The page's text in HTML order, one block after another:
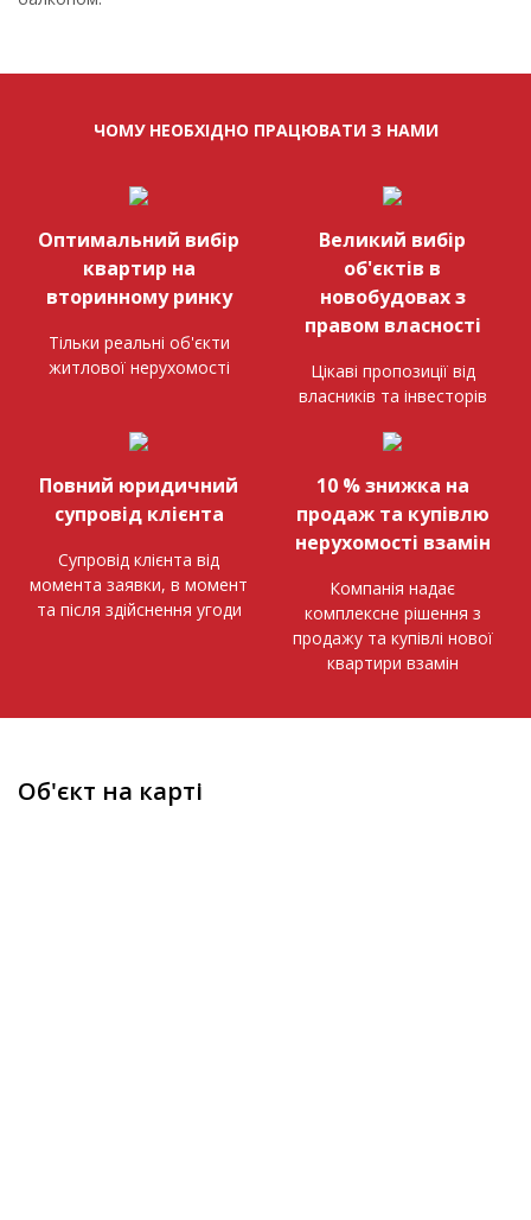
ЧОМУ НЕОБХІДНО ПРАЦЮВАТИ З НАМИ
Оптимальний вибір
квартир на
вторинному ринку
Тільки реальні об'єкти
житлової нерухомості
Великий вибір
об'єктів в
новобудовах з
правом власності
Цікаві пропозиції від
власників та інвесторів
Повний юридичний
супровід клієнта
Супровід клієнта від
момента заявки, в момент
та після здійснення угоди
10 % знижка на
продаж та купівлю
нерухомості взамін
Компанія надає
комплексне рішення з
продажу та купівлі нової
квартири взамін
Об'єкт на карті